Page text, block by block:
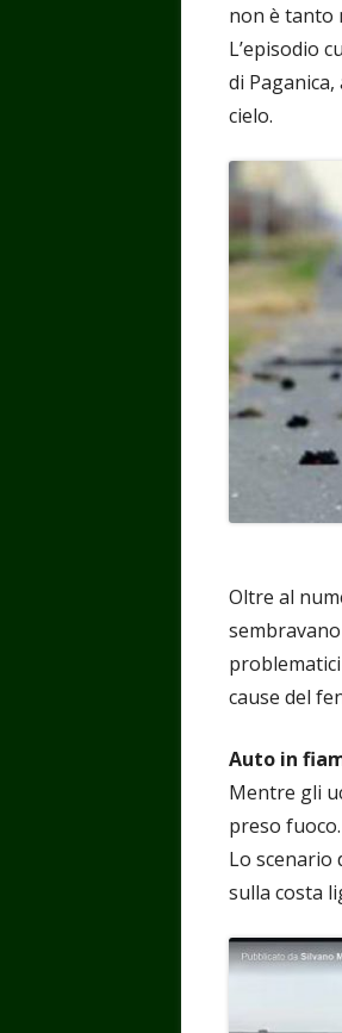
non è tanto
L’episodio
di
cielo.
Oltre al
cause del
Auto in
Mentre gli
preso fuoco.
Lo scenario
sulla costa